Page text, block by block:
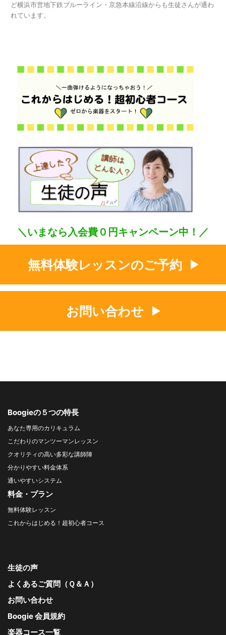
ど横浜市営地下鉄ブルーライン・京急本線沿線からも生徒さんが通わ
れています。
＼いまなら入会費０円キャンペーン中！／
無料体験レッスンのご予約
お問い合わせ
Boogieの５つの特長
あなた専用のカリキュラム
こだわりのマンツーマンレッスン
クオリティの高い多彩な講師陣
分かりやすい料金体系
通いやすいシステム
料金・プラン
無料体験レッスン
これからはじめる！超初心者コース
生徒の声
よくあるご質問（Ｑ＆Ａ）
お問い合わせ
Boogie 会員規約
楽器コース一覧